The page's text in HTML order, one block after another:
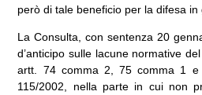
però di tale beneficio per la difesa in
La Consulta, con sentenza 20
d’anticipo sulle lacune normative
artt. 74 comma 2, 75 comma 1 e
115/2002, nella parte in cui non